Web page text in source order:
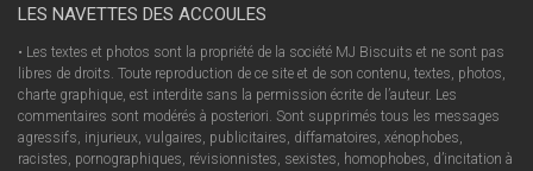
LES NAVETTES DES ACCOULES
• Les textes et photos sont la propriété de la société MJ Biscuits et ne sont pas
libres de droits. Toute reproduction de ce site et de son contenu, textes, photos,
charte graphique, est interdite sans la permission écrite de l’auteur. Les
commentaires sont modérés à posteriori. Sont supprimés tous les messages
agressifs, injurieux, vulgaires, publicitaires, diffamatoires, xénophobes,
racistes, pornographiques, révisionnistes, sexistes, homophobes, d’incitation à